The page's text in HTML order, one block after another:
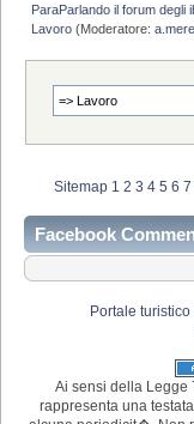
ParaParlando il forum degli
Lavoro (Moderatore:
Sitemap 1 2 3 4 5 6 7
Facebook
Portale
Ai sensi della Legge
rappresenta una